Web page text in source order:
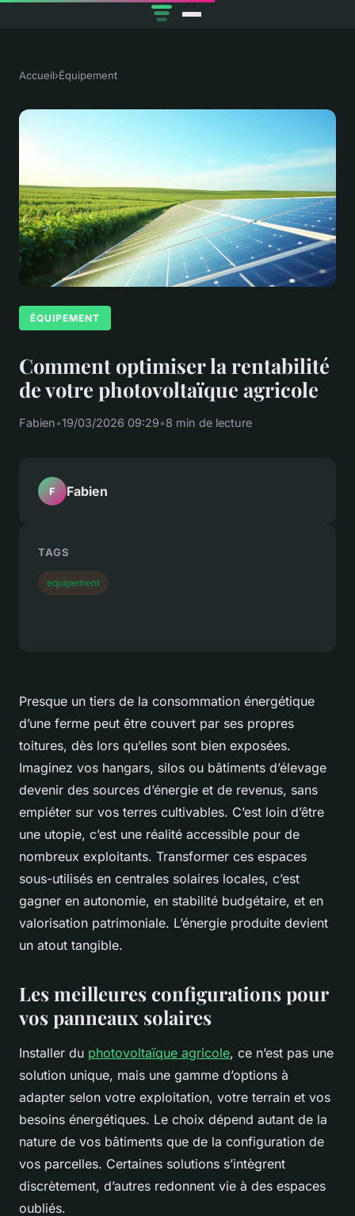
Accueil›Équipement
ÉQUIPEMENT
Comment optimiser la rentabilité
de votre photovoltaïque agricole
Fabien•19/03/2026 09:29•8 min de lecture
Presque un tiers de la consommation énergétique
d’une ferme peut être couvert par ses propres
toitures, dès lors qu’elles sont bien exposées.
Imaginez vos hangars, silos ou bâtiments d’élevage
devenir des sources d’énergie et de revenus, sans
empiéter sur vos terres cultivables. C’est loin d’être
une utopie, c’est une réalité accessible pour de
nombreux exploitants. Transformer ces espaces
sous-utilisés en centrales solaires locales, c’est
gagner en autonomie, en stabilité budgétaire, et en
valorisation patrimoniale. L’énergie produite devient
un atout tangible.
Les meilleures configurations pour
vos panneaux solaires
Installer du photovoltaïque agricole, ce n’est pas une
solution unique, mais une gamme d’options à
adapter selon votre exploitation, votre terrain et vos
besoins énergétiques. Le choix dépend autant de la
nature de vos bâtiments que de la configuration de
vos parcelles. Certaines solutions s’intègrent
discrètement, d’autres redonnent vie à des espaces
oubliés.
F Fabien
TAGS
equipement